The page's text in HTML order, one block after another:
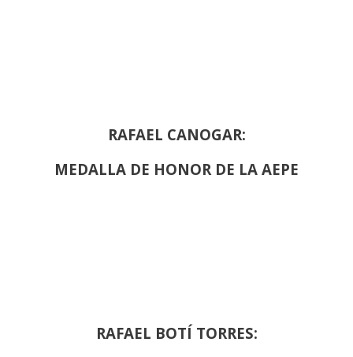
RAFAEL CANOGAR:
MEDALLA DE HONOR DE LA AEPE
RAFAEL BOTÍ TORRES: